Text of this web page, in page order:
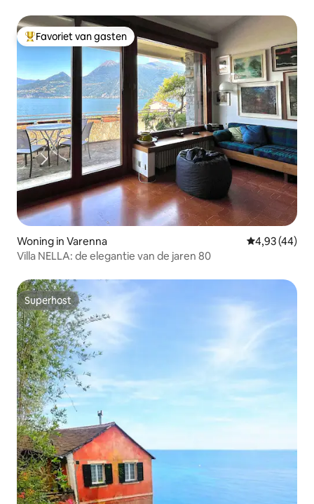
Topfavoriet van gasten
Favoriet van gasten
Woning in Varenna Gemiddelde
4,93 (44)
Villa NELLA: de elegantie van de jaren 80
Superhost
Superhost